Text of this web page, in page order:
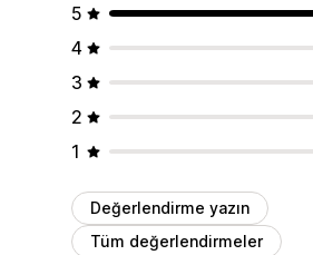
5
4
3
2
1
Değerlendirme yazın
Tüm değerlendirmeler